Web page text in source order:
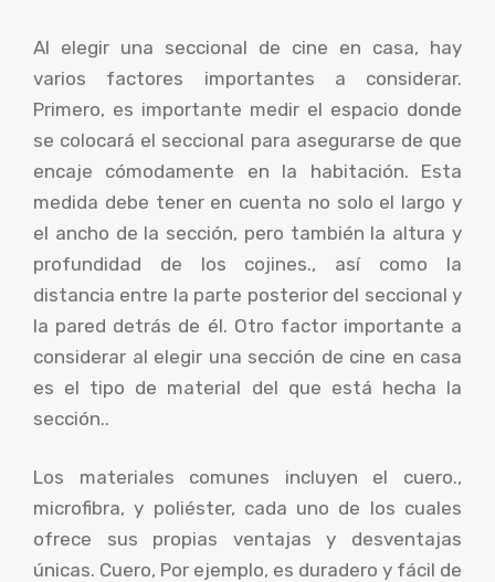
Al elegir una seccional de cine en casa, hay
varios factores importantes a considerar.
Primero, es importante medir el espacio donde
se colocará el seccional para asegurarse de que
encaje cómodamente en la habitación. Esta
medida debe tener en cuenta no solo el largo y
el ancho de la sección, pero también la altura y
profundidad de los cojines., así como la
distancia entre la parte posterior del seccional y
la pared detrás de él. Otro factor importante a
considerar al elegir una sección de cine en casa
es el tipo de material del que está hecha la
sección..
Los materiales comunes incluyen el cuero.,
microfibra, y poliéster, cada uno de los cuales
ofrece sus propias ventajas y desventajas
únicas. Cuero, Por ejemplo, es duradero y fácil de